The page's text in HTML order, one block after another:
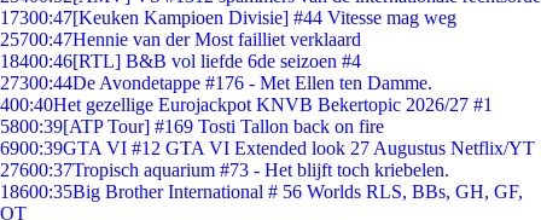
17300:47[Keuken Kampioen Divisie] #44 Vitesse mag weg
25700:47Hennie van der Most failliet verklaard
18400:46[RTL] B&B vol liefde 6de seizoen #4
27300:44De Avondetappe #176 - Met Ellen ten Damme.
400:40Het gezellige Eurojackpot KNVB Bekertopic 2026/27 #1
5800:39[ATP Tour] #169 Tosti Tallon back on fire
6900:39GTA VI #12 GTA VI Extended look 27 Augustus Netflix/YT
27600:37Tropisch aquarium #73 - Het blijft toch kriebelen.
18600:35Big Brother International # 56 Worlds RLS, BBs, GH, GF,
OT